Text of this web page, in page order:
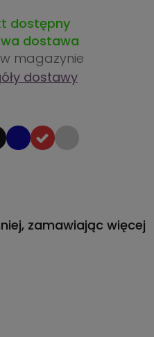
dostępny
dostawa
w magazynie
dostawy
zamawiając więcej